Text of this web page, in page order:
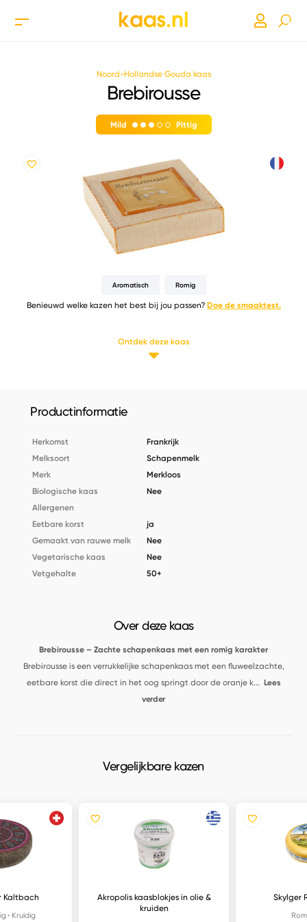
Noord-Hollandse Gouda kaas
Brebirousse
Mild Pittig
Aromatisch Romig
Benieuwd welke kazen het best bij jou passen? Doe de smaaktest.
Ontdek deze kaas
Productinformatie
Herkomst
Frankrijk
Melksoort
Schapenmelk
Merk
Merkloos
Biologische kaas
Nee
Allergenen
Eetbare korst
ja
Gemaakt van rauwe melk
Nee
Vegetarische kaas
Nee
Vetgehalte
50+
Over deze kaas
Brebirousse – Zachte schapenkaas met een romig karakter
Brebirousse is een verrukkelijke schapenkaas met een fluweelzachte,
eetbare korst die direct in het oog springt door de oranje k... Lees
verder
Vergelijkbare kazen
Kaltbach
Kruidig
Akropolis kaasblokjes in olie &
kruiden
Skylger